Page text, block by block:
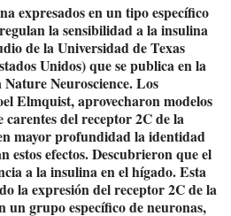
expresados en un tipo específico
la sensibilidad a la insulina
de la Universidad de Texas
Unidos) que se publica en la
Neuroscience. Los
Elmquist, aprovecharon modelos
carentes del receptor 2C de la
mayor profundidad la identidad
estos efectos. Descubrieron que el
a la insulina en el hígado. Esta
la expresión del receptor 2C de la
un grupo específico de neuronas,